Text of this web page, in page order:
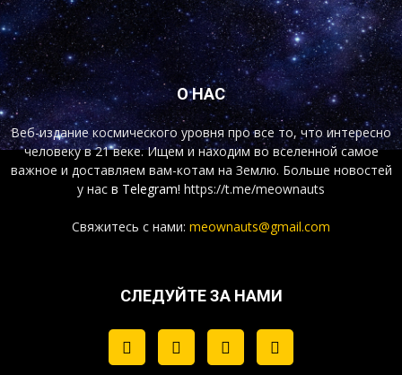
О НАС
Веб-издание космического уровня про все то, что интересно
человеку в 21 веке. Ищем и находим во вселенной самое
важное и доставляем вам-котам на Землю. Больше новостей
у нас в Telegram! https://t.me/meownauts
Свяжитесь с нами: meownauts@gmail.com
СЛЕДУЙТЕ ЗА НАМИ